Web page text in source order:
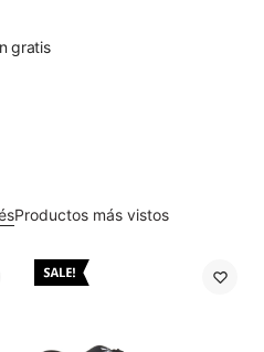
gratis
Productos más vistos